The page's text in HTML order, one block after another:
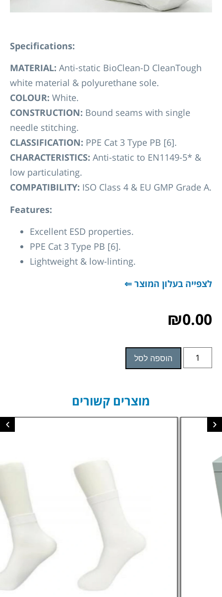
Specifications:
MATERIAL: Anti-static BioClean-D CleanTough
white material & polyurethane sole.
COLOUR: White.
CONSTRUCTION: Bound seams with single
needle stitching.
CLASSIFICATION: PPE Cat 3 Type PB [6].
CHARACTERISTICS: Anti-static to EN1149-5* &
low particulating.
COMPATIBILITY: ISO Class 4 & EU GMP Grade A.
Features:
Excellent ESD properties.
PPE Cat 3 Type PB [6].
Lightweight & low-linting.
לצפייה בעלון המוצר ⇐
₪0.00
הוספה לסל
מוצרים קשורים